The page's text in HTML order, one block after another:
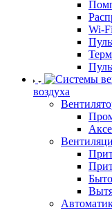
Wi-
воздуха